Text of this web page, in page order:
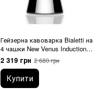
Гейзерна кавоварка Bialetti на
4 чашки New Venus Induction
(170 мл)
2 319 грн 2 680 грн
Купити